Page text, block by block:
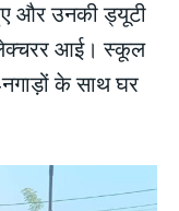
और उनकी ड्यूटी
लेक्चरर आई। स्कूल
नगाड़ों के साथ घर